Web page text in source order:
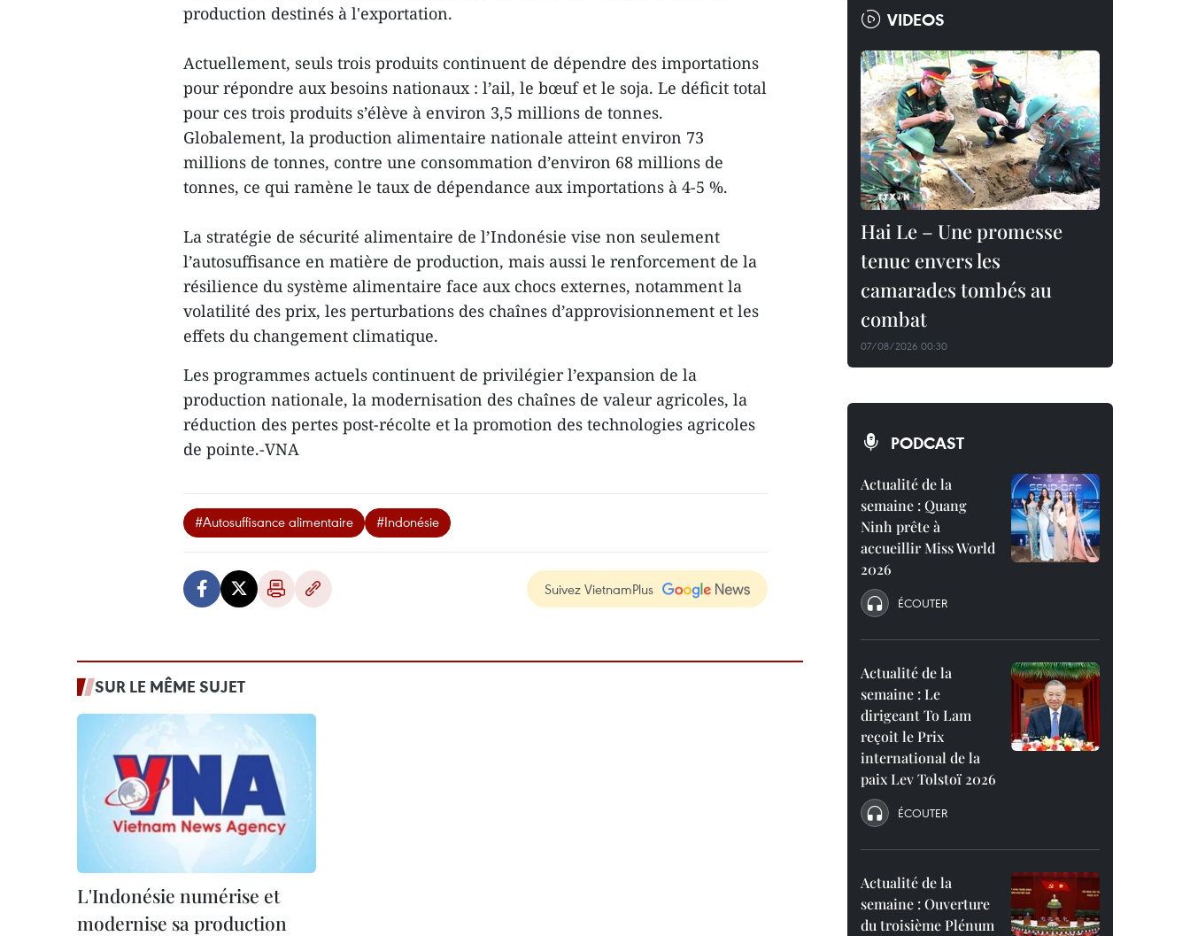
production destinés à l'exportation.
Actuellement, seuls trois produits continuent de dépendre des importations
pour répondre aux besoins nationaux : l’ail, le bœuf et le soja. Le déficit total
pour ces trois produits s’élève à environ 3,5 millions de tonnes.
Globalement, la production alimentaire nationale atteint environ 73
millions de tonnes, contre une consommation d’environ 68 millions de
tonnes, ce qui ramène le taux de dépendance aux importations à 4-5 %.
La stratégie de sécurité alimentaire de l’Indonésie vise non seulement
l’autosuffisance en matière de production, mais aussi le renforcement de la
résilience du système alimentaire face aux chocs externes, notamment la
volatilité des prix, les perturbations des chaînes d’approvisionnement et les
effets du changement climatique.
Les programmes actuels continuent de privilégier l’expansion de la
production nationale, la modernisation des chaînes de valeur agricoles, la
réduction des pertes post-récolte et la promotion des technologies agricoles
de pointe.-VNA
#Autosuffisance alimentaire #Indonésie
Suivez VietnamPlus
SUR LE MÊME SUJET
L'Indonésie numérise et
modernise sa production
VIDEOS
Hai Le – Une promesse
tenue envers les
camarades tombés au
combat
07/08/2026 00:30
PODCAST
Actualité de la
semaine : Quang
Ninh prête à
accueillir Miss World
2026
ÉCOUTER
Actualité de la
semaine : Le
dirigeant To Lam
reçoit le Prix
international de la
paix Lev Tolstoï 2026
ÉCOUTER
Actualité de la
semaine : Ouverture
du troisième Plénum